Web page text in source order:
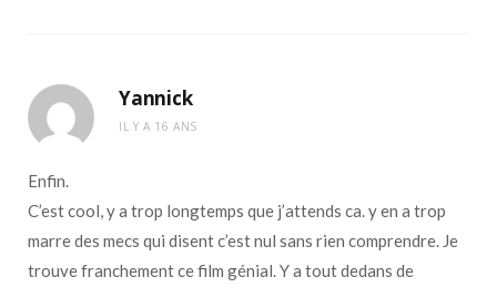
Yannick
IL Y A 16 ANS
Enfin.
C’est cool, y a trop longtemps que j’attends ca. y en a trop
marre des mecs qui disent c’est nul sans rien comprendre. Je
trouve franchement ce film génial. Y a tout dedans de